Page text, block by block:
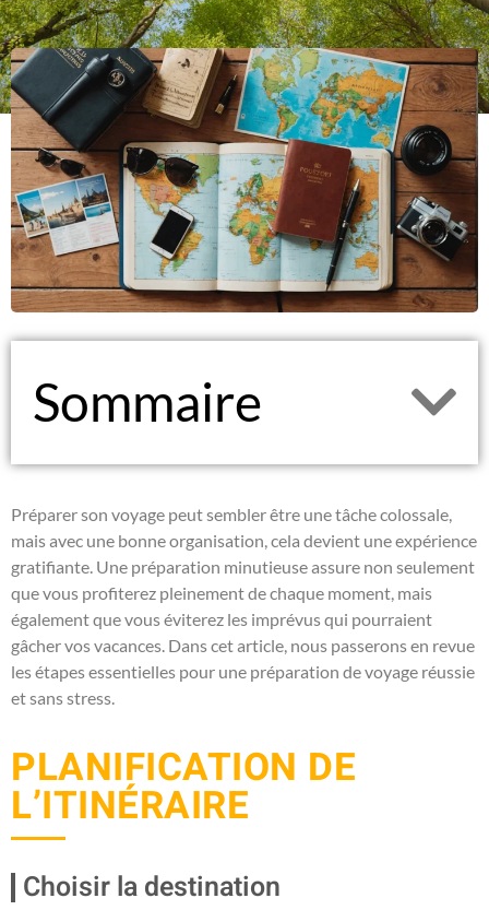
Sommaire
Préparer son voyage peut sembler être une tâche colossale,
mais avec une bonne organisation, cela devient une expérience
gratifiante. Une préparation minutieuse assure non seulement
que vous profiterez pleinement de chaque moment, mais
également que vous éviterez les imprévus qui pourraient
gâcher vos vacances. Dans cet article, nous passerons en revue
les étapes essentielles pour une préparation de voyage réussie
et sans stress.
PLANIFICATION DE
L’ITINÉRAIRE
Choisir la destination